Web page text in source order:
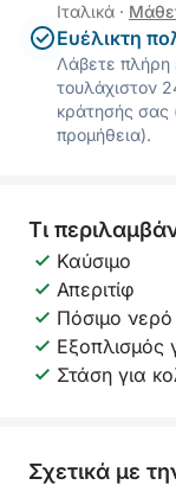
Ιταλικά ·
Ευέλικτη
Λάβετε πλήρη
τουλάχιστον
κράτησής σας
προμήθεια).
Τι
Καύσιμο
Απεριτίφ
Πόσιμο νερό
Εξοπλισμός
Στάση για
Σχετικά με